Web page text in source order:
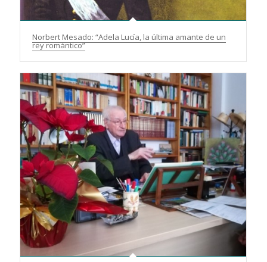
Norbert Mesado: “Adela Lucía, la última amante de un
rey romántico”